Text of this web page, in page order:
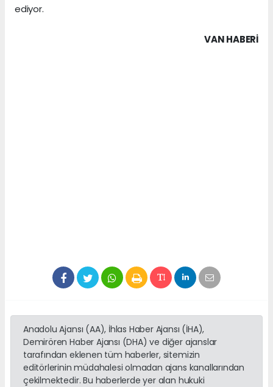
ediyor.
VAN HABERİ
Anadolu Ajansı (AA), İhlas Haber Ajansı (İHA),
Demirören Haber Ajansı (DHA) ve diğer ajanslar
tarafından eklenen tüm haberler, sitemizin
editörlerinin müdahalesi olmadan ajans kanallarından
çekilmektedir. Bu haberlerde yer alan hukuki